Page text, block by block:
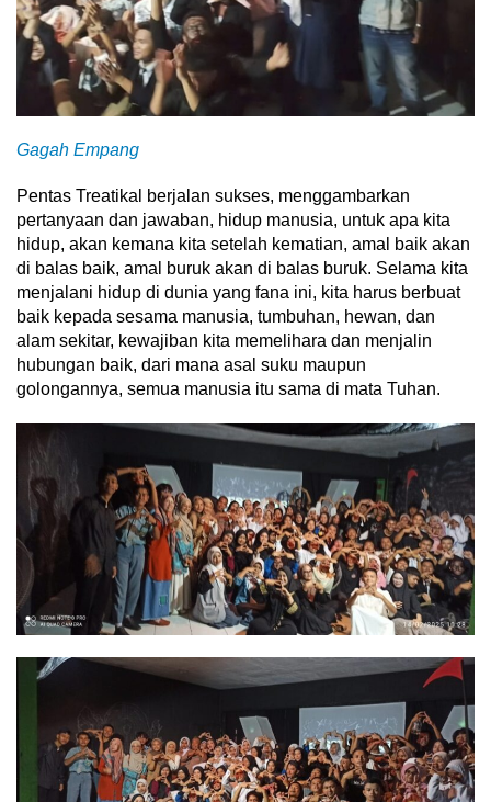
Gagah Empang
Pentas Treatikal berjalan sukses, menggambarkan
pertanyaan dan jawaban, hidup manusia, untuk apa kita
hidup, akan kemana kita setelah kematian, amal baik akan
di balas baik, amal buruk akan di balas buruk. Selama kita
menjalani hidup di dunia yang fana ini, kita harus berbuat
baik kepada sesama manusia, tumbuhan, hewan, dan
alam sekitar, kewajiban kita memelihara dan menjalin
hubungan baik, dari mana asal suku maupun
golongannya, semua manusia itu sama di mata Tuhan.